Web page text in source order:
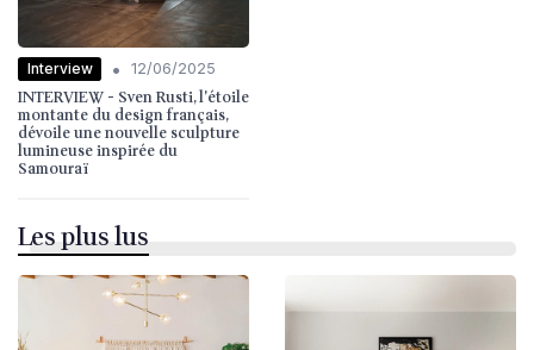
Interview • 12/06/2025
INTERVIEW - Sven Rusti, l'étoile
montante du design français,
dévoile une nouvelle sculpture
lumineuse inspirée du
Samouraï
Les plus lus